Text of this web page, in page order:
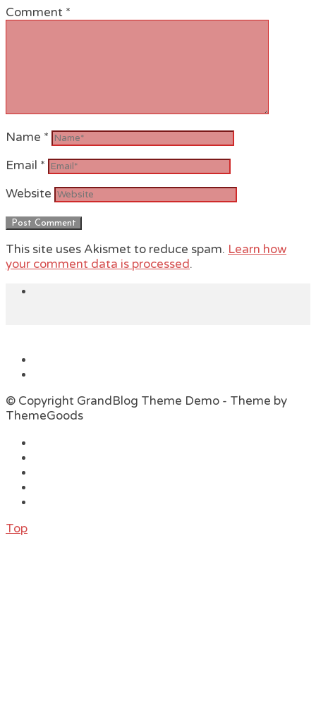
Comment *
Name *
Email *
Website
This site uses Akismet to reduce spam. Learn how
your comment data is processed.
© Copyright GrandBlog Theme Demo - Theme by
ThemeGoods
Top